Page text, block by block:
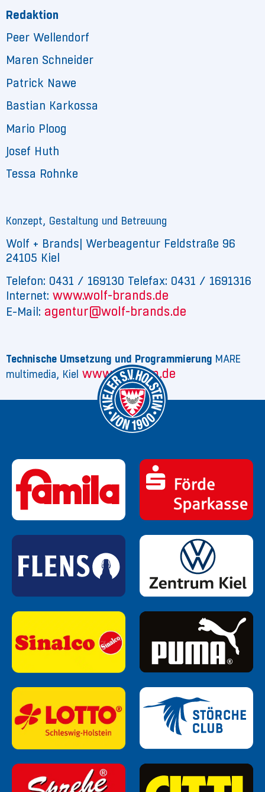
Redaktion
Peer Wellendorf
Maren Schneider
Patrick Nawe
Bastian Karkossa
Mario Ploog
Josef Huth
Tessa Rohnke
Konzept, Gestaltung und Betreuung
Wolf + Brands| Werbeagentur Feldstraße 96
24105 Kiel
Telefon: 0431 / 169130 Telefax: 0431 / 1691316
Internet: www.wolf-brands.de
E-Mail: agentur@wolf-brands.de
Technische Umsetzung und Programmierung MARE
multimedia, Kiel www.mare-m.de